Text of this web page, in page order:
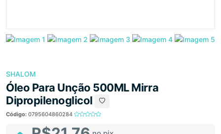
SHALOM
Óleo Para Unção 500ML Mirra
Dipropilenoglicol
Código: 0795604860284